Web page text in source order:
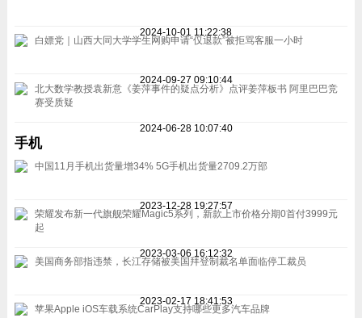
2024-10-01 11:22:38
白嫖党｜山西大同大学学生网购申请“仅退款”被拒骂客服一小时
2024-09-27 09:10:44
北大数学教授袁新意《姜萍事件的疑点分析》点评姜萍板书 阿里巴巴竞
赛受质疑
2024-06-28 10:07:40
手机
中国11月手机出货量增34% 5G手机出货量2709.2万部
2023-12-28 19:27:57
荣耀发布新一代旗舰荣耀Magic5系列，新款上市价格分期0首付3999元
起
2023-03-06 16:12:32
美国商务部指违禁，长江存储被美国拜登制裁名单面临停工裁员
2023-02-17 18:41:53
苹果Apple iOS车载系统CarPlay支持哪些更多汽车品牌